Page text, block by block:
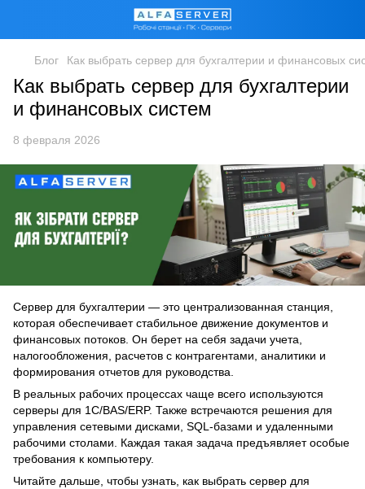
Блог Как выбрать сервер для бухгалтерии и финансовых
Как выбрать сервер для бухгалтерии
и финансовых систем
8 февраля 2026
Сервер для бухгалтерии — это централизованная станция,
которая обеспечивает стабильное движение документов и
финансовых потоков. Он берет на себя задачи учета,
налогообложения, расчетов с контрагентами, аналитики и
формирования отчетов для руководства.
В реальных рабочих процессах чаще всего используются
серверы для 1С/BAS/ERP. Также встречаются решения для
управления сетевыми дисками, SQL-базами и удаленными
рабочими столами. Каждая такая задача предъявляет особые
требования к компьютеру.
Читайте дальше, чтобы узнать, как выбрать сервер для